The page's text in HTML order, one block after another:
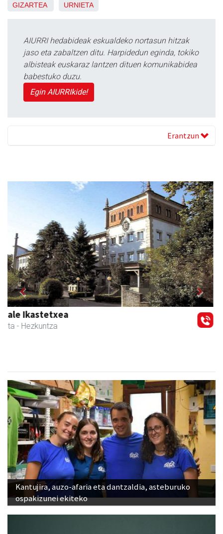
GIZARTEA URNIETA
AIURRI hedabideak eskualdeko nortasun hitzak
jaso eta zabaltzen ditu. Harpidedun eginda, tokiko
albisteak euskaraz lantzen dituen komunikabidea
babestuko duzu.
Egin AIURRIkide!
Erantzun
Ikasmin ikasketa zentroa
Urnieta - Ikasketa zentroak
Previous Next
Kantujira, auzo-afaria eta dantzaldia, asteburuko
ospakizunei ekiteko